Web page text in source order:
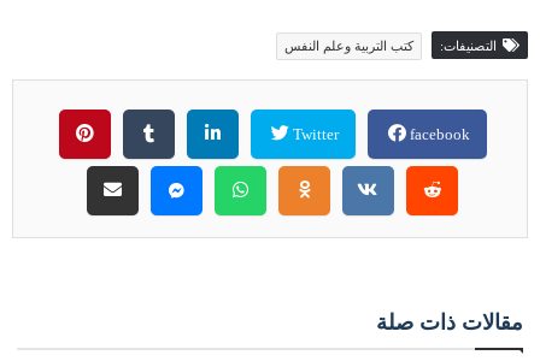
التصنيفات: كتب التربية وعلم النفس
facebook
Twitter
مقالات ذات صلة